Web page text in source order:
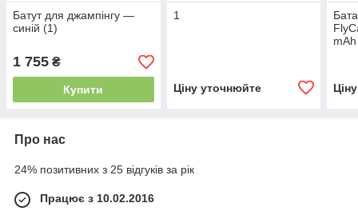
Батут для джампінгу —
синій (1)
1 755 ₴
Купити
1
Ціну уточнюйте
Про нас
24% позитивних з 25 відгуків за рік
Працює з 10.02.2016